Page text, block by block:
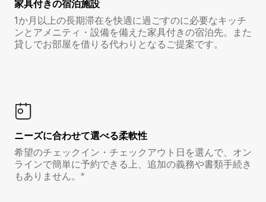
家具付き⁠の宿⁠泊⁠施⁠設
1か月以上の長期滞在を快適に過ごすのに必要なキッチ
ンとアメニティ・設備を備えた家具付きの宿泊先。また
貸しでお部屋を借りる代わりとなるご提案です。
ニーズに合わせて選べる柔軟性
希望のチェックイン・チェックアウト日を選んで、オン
ラインで簡単に予約できる上、追加の義務や書類手続き
もありません。*